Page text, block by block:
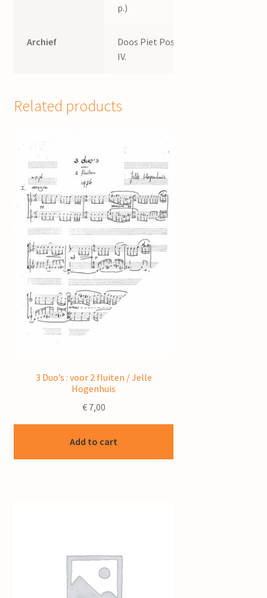
p.)
Archief
Doos Piet Post
IV.
Related products
3 Duo’s : voor 2 fluiten / Jelle
Hogenhuis
€7,00
Add to cart